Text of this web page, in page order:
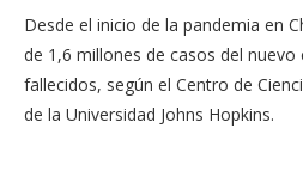
Desde el inicio de la pandemia en
de 1,6 millones de casos del nuevo
fallecidos, según el Centro de
de la Universidad Johns Hopkins.